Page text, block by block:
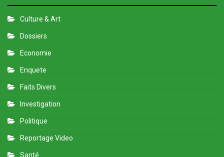
Culture & Art
Dossiers
Economie
Enquete
Faits Divers
Investigation
Politique
Reportage Video
Santé